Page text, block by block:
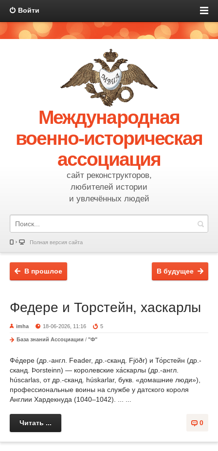
Войти
Международная
военно-историческая
ассоциация
сайт реконструкторов,
любителей истории
и увлечённых людей
Полная версия сайта
В будущее
В прошлое
Федере и Торстейн, хаскарлы
imha 18-06-2026, 11:16 5
База знаний Ассоциации / "Ф"
Фе́дере (др.-англ. Feader, др.-сканд. Fjöðr) и То́рстейн (др.-
сканд. Þorsteinn) — королевские ха́скарлы (др.-англ.
húscarlas, от др.-сканд. húskarlar, букв. «домашние люди»),
профессиональные воины на службе у датского короля
Англии Хардекнуда (1040–1042). ... ...
0
Читать ...